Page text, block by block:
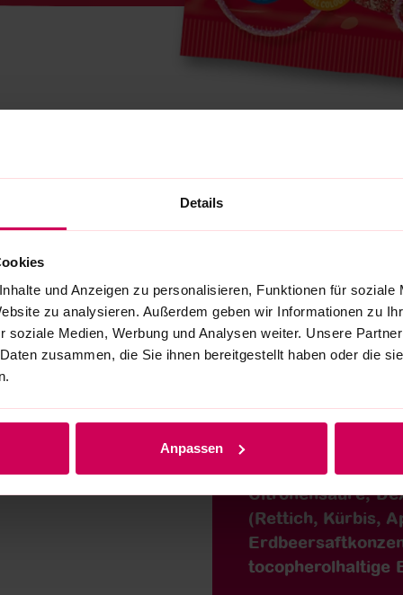
Details
und Anzeigen zu personalisieren, Funktionen für soziale
zu analysieren. Außerdem geben wir Informationen zu
soziale Medien, Werbung und Analysen weiter. Unsere
zusammen, die Sie ihnen bereitgestellt haben oder die
Anpassen
ZUTATEN
WEIZENMEHL;
Citronensäure;
(Rettich, Kürbis,
tocopherolhaltige